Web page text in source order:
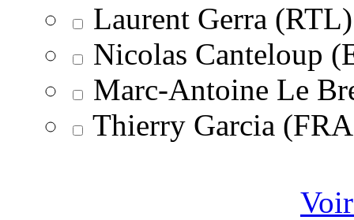
Laurent Gerra (RTL)
Nicolas Canteloup
Marc-Antoine Le
Thierry Garcia